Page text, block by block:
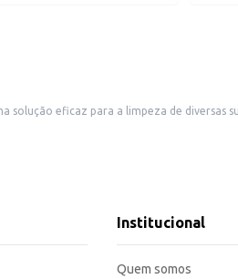
solução eficaz para a limpeza de
na limpeza, contribuindo para a
Institucional
Quem somos